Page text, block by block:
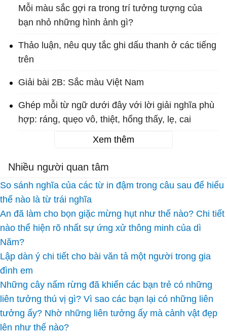
Mỗi màu sắc gợi ra trong trí tưởng tượng của
bạn nhỏ những hình ảnh gì?
Thảo luận, nêu quy tắc ghi dấu thanh ở các tiếng
trên
Giải bài 2B: Sắc màu Việt Nam
Ghép mỗi từ ngữ dưới đây với lời giải nghĩa phù
hợp: ráng, quẹo vô, thiệt, hổng thấy, lẹ, cai
Xem thêm
Nhiều người quan tâm
So sánh nghĩa của các từ in đậm trong câu sau để hiểu
thế nào là từ trái nghĩa
An đã làm cho bọn giặc mừng hụt như thế nào? Chi tiết
nào thể hiện rõ nhất sự ứng xử thông minh của dì
Năm?
Lập dàn ý chi tiết cho bài văn tả một người trong gia
đình em
Những cây nấm rừng đã khiến các bạn trẻ có những
liên tưởng thú vị gì? Vì sao các bạn lại có những liên
tưởng ấy? Nhờ những liên tưởng ấy mà cảnh vật đẹp
lên như thế nào?